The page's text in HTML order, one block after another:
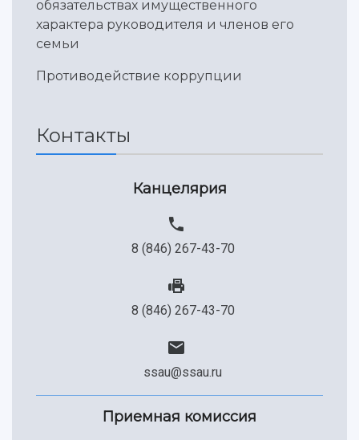
обязательствах имущественного
характера руководителя и членов его
семьи
Противодействие коррупции
Контакты
Канцелярия
8 (846) 267-43-70
8 (846) 267-43-70
ssau@ssau.ru
Приемная комиссия